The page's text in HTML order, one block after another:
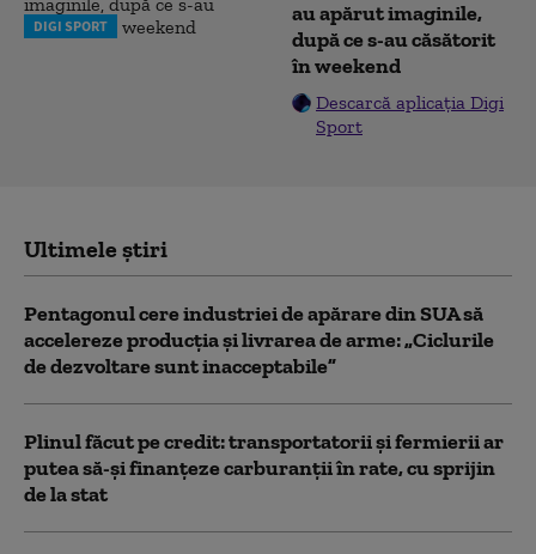
DIGI SPORT
au apărut imaginile,
după ce s-au căsătorit
în weekend
Descarcă aplicația Digi
Sport
Ultimele știri
Pentagonul cere industriei de apărare din SUA să
accelereze producția și livrarea de arme: „Ciclurile
de dezvoltare sunt inacceptabile”
Plinul făcut pe credit: transportatorii și fermierii ar
putea să-și finanțeze carburanții în rate, cu sprijin
de la stat